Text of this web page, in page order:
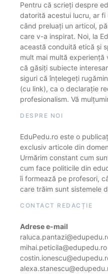
Pentru că scrieți despre
datorită acestui lucru, ar
când preluați un articol,
care v-a inspirat. Noi, la
această conduită etică și
mult mai multă
că găsiți subiecte
siguri că înțelegeți
(cu link), ca o declarație
profesionalism. Vă
DESPRE NOI
EduPedu.ro este o
exclusiv articole din
Urmărim constant cum
cum face politicile din
îi formează pe profesori,
care trăim sunt sistemele
CONTACT REDACȚIE
Adrese e-mail
mihai.peticila@edupedu.ro